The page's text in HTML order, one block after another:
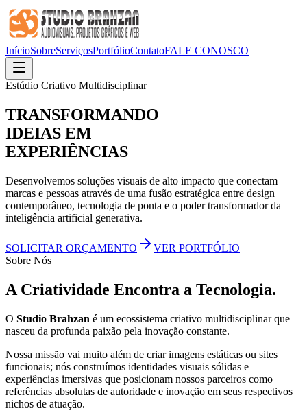
InícioSobreServiçosPortfólioContatoFALE CONOSCO
Estúdio Criativo Multidisciplinar
TRANSFORMANDO
IDEIAS EM
EXPERIÊNCIAS
Desenvolvemos soluções visuais de alto impacto que conectam
marcas e pessoas através de uma fusão estratégica entre design
contemporâneo, tecnologia de ponta e o poder transformador da
inteligência artificial generativa.
SOLICITAR ORÇAMENTO
VER PORTFÓLIO
Sobre Nós
A Criatividade Encontra a Tecnologia.
O Studio Brahzan é um ecossistema criativo multidisciplinar que
nasceu da profunda paixão pela inovação constante.
Nossa missão vai muito além de criar imagens estáticas ou sites
funcionais; nós construímos identidades visuais sólidas e
experiências imersivas que posicionam nossos parceiros como
referências absolutas de autoridade e inovação em seus respectivos
nichos de atuação.